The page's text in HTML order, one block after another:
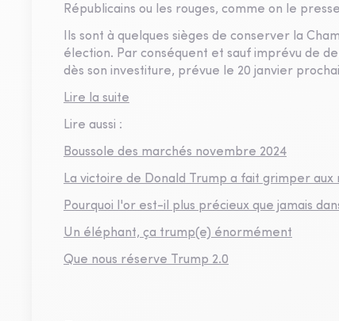
Républicains ou les rouges, comme on le
Ils sont à quelques sièges de conserver la
élection. Par conséquent et sauf imprévu de
dès son investiture, prévue le 20 janvier
Lire la suite
Lire aussi :
Boussole des marchés novembre 2024
La victoire de Donald Trump a fait grimper aux
Pourquoi l'or est-il plus précieux que jamais
Un éléphant, ça trump(e) énormément
Que nous réserve Trump 2.0